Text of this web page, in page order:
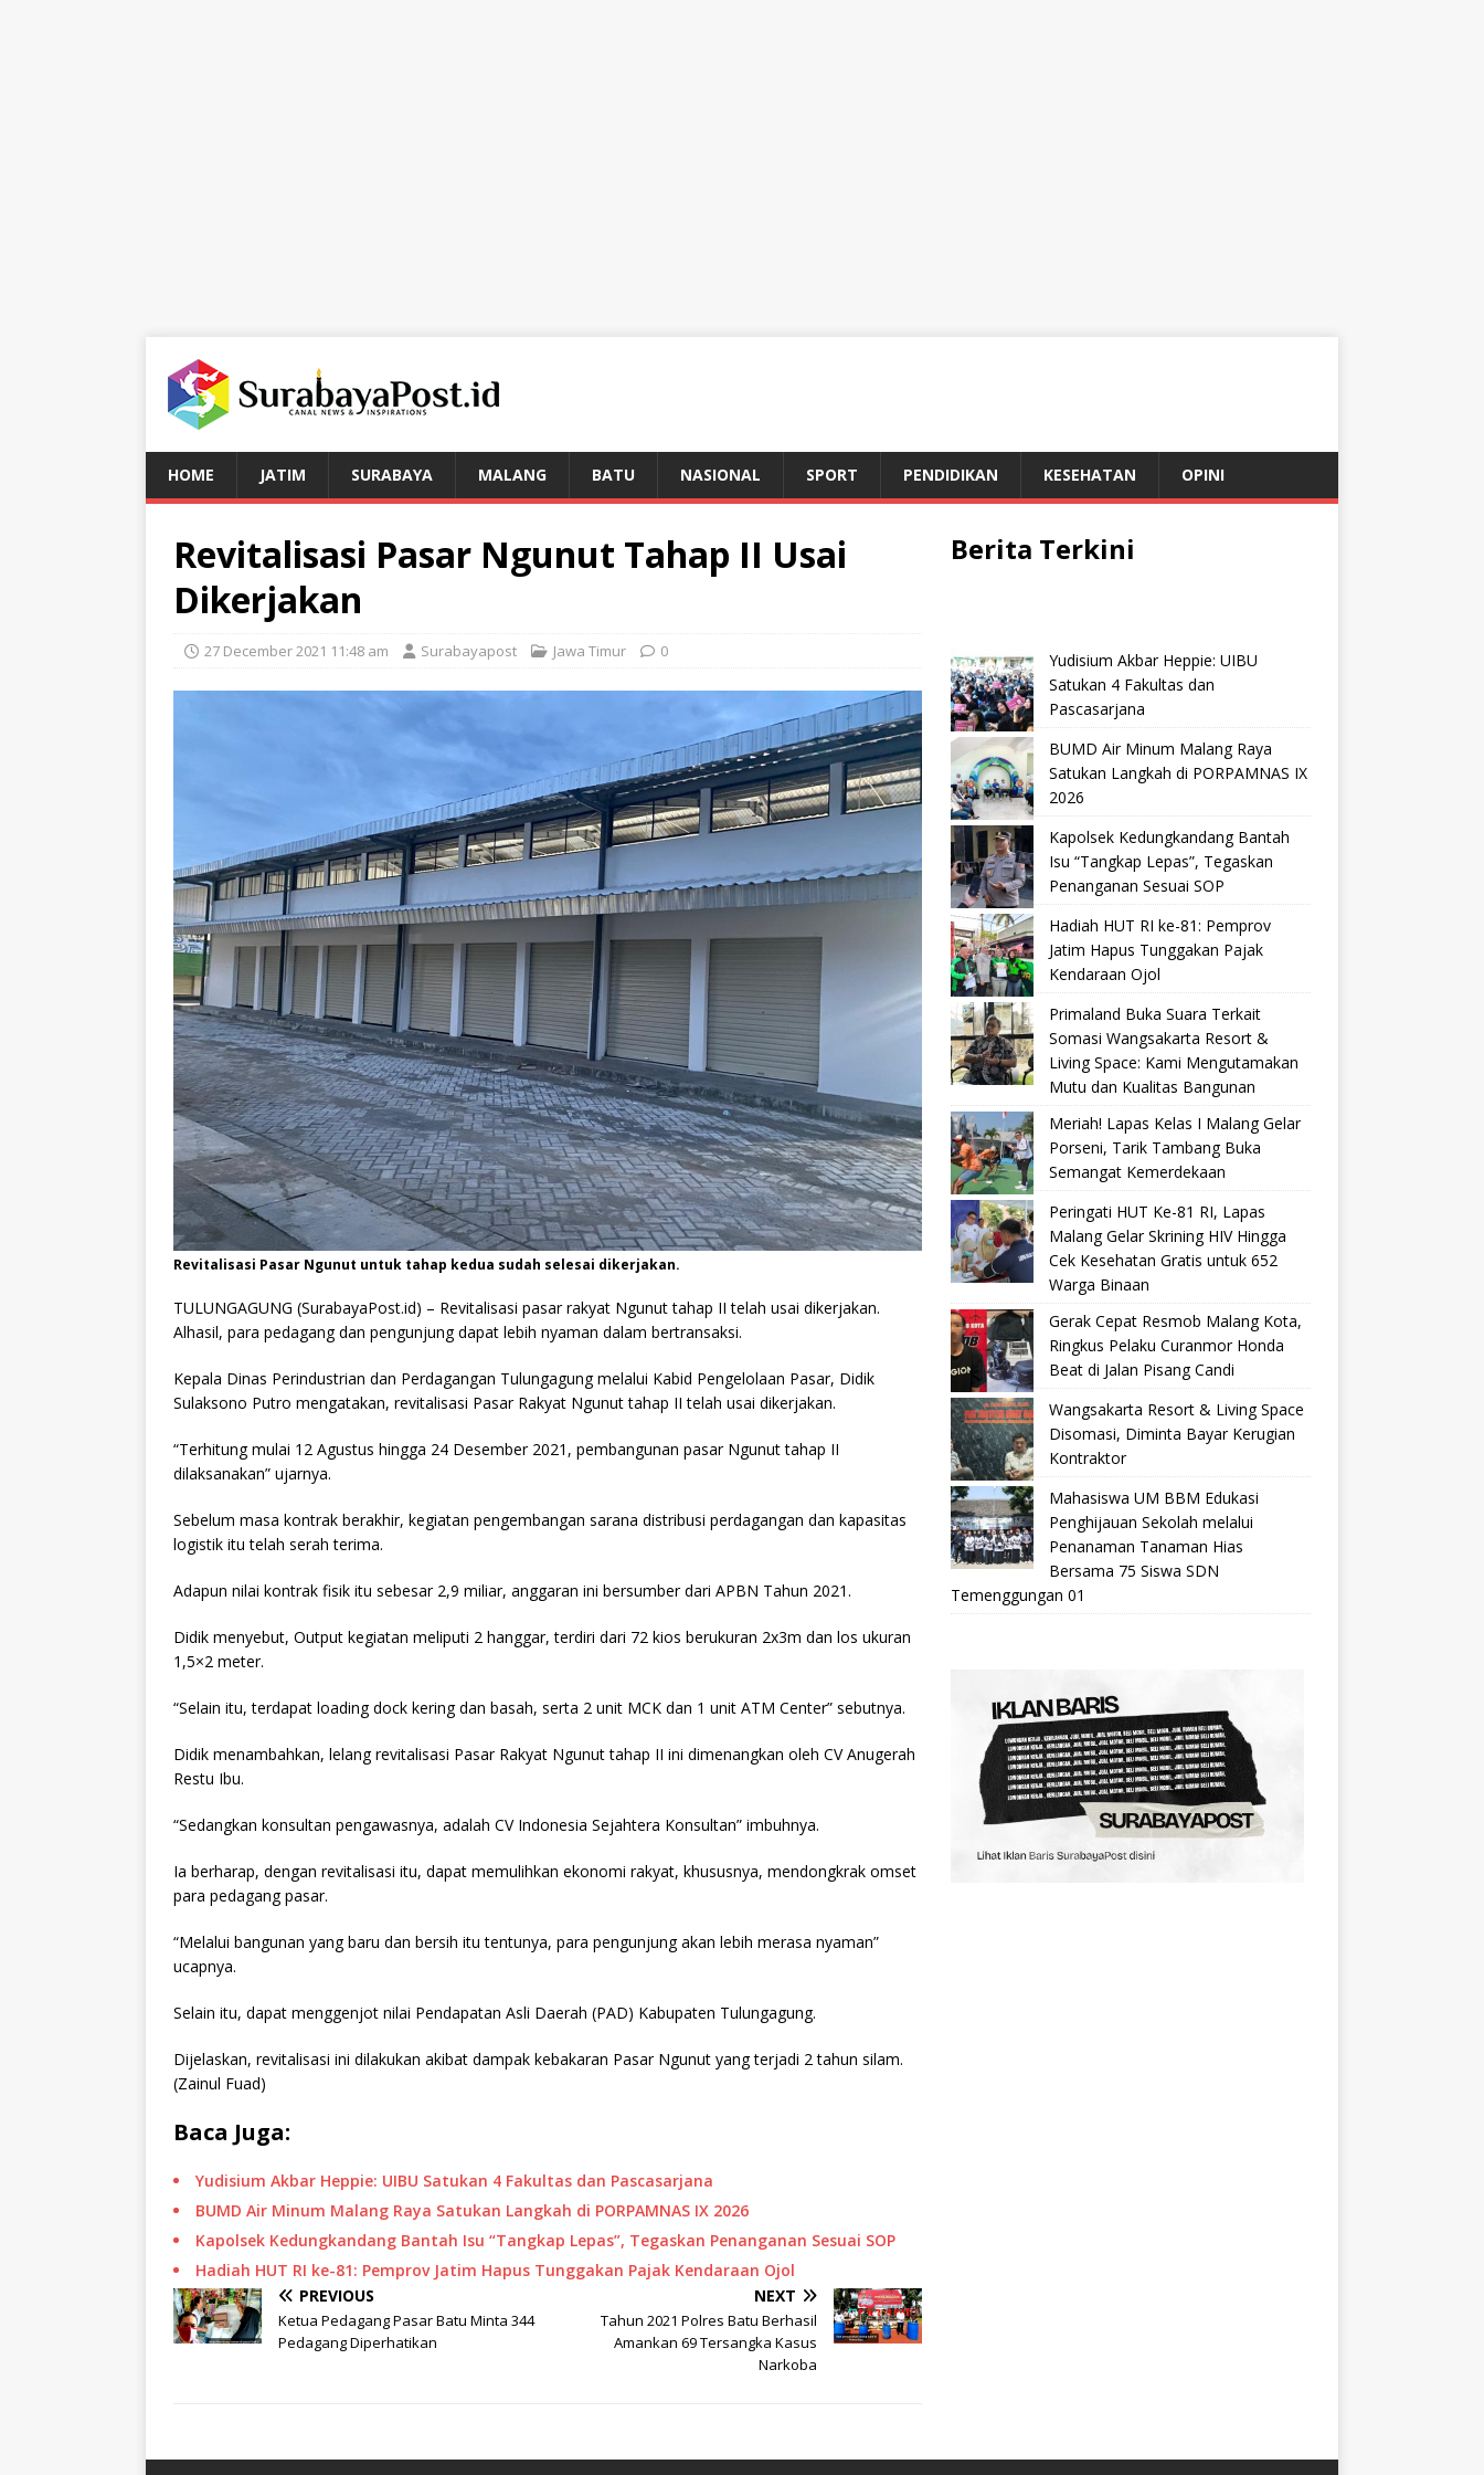
HOME JATIM SURABAYA MALANG BATU NASIONAL SPORT PENDIDIKAN KESEHATAN OPINI
Revitalisasi Pasar Ngunut Tahap II Usai
Dikerjakan
27 December 2021 11:48 am Surabayapost Jawa Timur 0
Revitalisasi Pasar Ngunut untuk tahap kedua sudah selesai dikerjakan.
TULUNGAGUNG (SurabayaPost.id) – Revitalisasi pasar rakyat Ngunut tahap II telah usai dikerjakan.
Alhasil, para pedagang dan pengunjung dapat lebih nyaman dalam bertransaksi.
Kepala Dinas Perindustrian dan Perdagangan Tulungagung melalui Kabid Pengelolaan Pasar, Didik
Sulaksono Putro mengatakan, revitalisasi Pasar Rakyat Ngunut tahap II telah usai dikerjakan.
“Terhitung mulai 12 Agustus hingga 24 Desember 2021, pembangunan pasar Ngunut tahap II
dilaksanakan” ujarnya.
Sebelum masa kontrak berakhir, kegiatan pengembangan sarana distribusi perdagangan dan kapasitas
logistik itu telah serah terima.
Adapun nilai kontrak fisik itu sebesar 2,9 miliar, anggaran ini bersumber dari APBN Tahun 2021.
Didik menyebut, Output kegiatan meliputi 2 hanggar, terdiri dari 72 kios berukuran 2x3m dan los ukuran
1,5×2 meter.
“Selain itu, terdapat loading dock kering dan basah, serta 2 unit MCK dan 1 unit ATM Center” sebutnya.
Didik menambahkan, lelang revitalisasi Pasar Rakyat Ngunut tahap II ini dimenangkan oleh CV Anugerah
Restu Ibu.
“Sedangkan konsultan pengawasnya, adalah CV Indonesia Sejahtera Konsultan” imbuhnya.
Ia berharap, dengan revitalisasi itu, dapat memulihkan ekonomi rakyat, khususnya, mendongkrak omset
para pedagang pasar.
“Melalui bangunan yang baru dan bersih itu tentunya, para pengunjung akan lebih merasa nyaman”
ucapnya.
Selain itu, dapat menggenjot nilai Pendapatan Asli Daerah (PAD) Kabupaten Tulungagung.
Dijelaskan, revitalisasi ini dilakukan akibat dampak kebakaran Pasar Ngunut yang terjadi 2 tahun silam.
(Zainul Fuad)
Baca Juga:
Yudisium Akbar Heppie: UIBU Satukan 4 Fakultas dan Pascasarjana
BUMD Air Minum Malang Raya Satukan Langkah di PORPAMNAS IX 2026
Kapolsek Kedungkandang Bantah Isu “Tangkap Lepas”, Tegaskan Penanganan Sesuai SOP
Hadiah HUT RI ke-81: Pemprov Jatim Hapus Tunggakan Pajak Kendaraan Ojol
PREVIOUS
Ketua Pedagang Pasar Batu Minta 344
Pedagang Diperhatikan
NEXT
Tahun 2021 Polres Batu Berhasil
Amankan 69 Tersangka Kasus
Narkoba
Berita Terkini
Yudisium Akbar Heppie: UIBU
Satukan 4 Fakultas dan
Pascasarjana
BUMD Air Minum Malang Raya
Satukan Langkah di PORPAMNAS IX
2026
Kapolsek Kedungkandang Bantah
Isu “Tangkap Lepas”, Tegaskan
Penanganan Sesuai SOP
Hadiah HUT RI ke-81: Pemprov
Jatim Hapus Tunggakan Pajak
Kendaraan Ojol
Primaland Buka Suara Terkait
Somasi Wangsakarta Resort &
Living Space: Kami Mengutamakan
Mutu dan Kualitas Bangunan
Meriah! Lapas Kelas I Malang Gelar
Porseni, Tarik Tambang Buka
Semangat Kemerdekaan
Peringati HUT Ke-81 RI, Lapas
Malang Gelar Skrining HIV Hingga
Cek Kesehatan Gratis untuk 652
Warga Binaan
Gerak Cepat Resmob Malang Kota,
Ringkus Pelaku Curanmor Honda
Beat di Jalan Pisang Candi
Wangsakarta Resort & Living Space
Disomasi, Diminta Bayar Kerugian
Kontraktor
Mahasiswa UM BBM Edukasi
Penghijauan Sekolah melalui
Penanaman Tanaman Hias
Bersama 75 Siswa SDN
Temenggungan 01